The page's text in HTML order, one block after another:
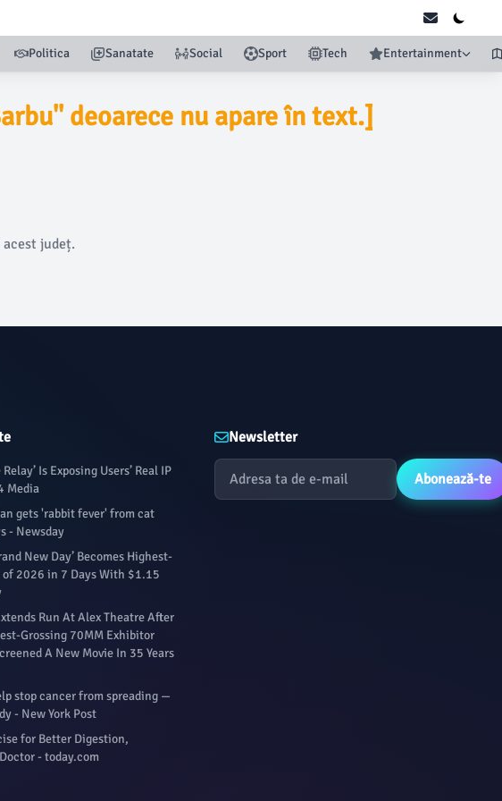
Politica Sanatate Social Sport Tech Entertainment
deoarece nu apare în text.]
județ.
Is Exposing Users’ Real IP
Media
gets 'rabbit fever' from cat
- Newsday
New Day’ Becomes Highest-
of 2026 in 7 Days With $1.15
Run At Alex Theatre After
Grossing 70MM Exhibitor
A New Movie In 35 Years
stop cancer from spreading —
- New York Post
for Better Digestion,
- today.com
Newsletter
Abonează-te